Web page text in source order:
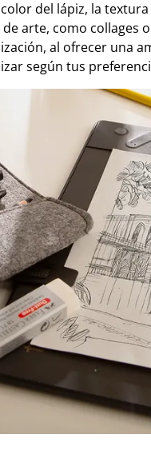
del lápiz, la
arte, como collages
al ofrecer una
según tus